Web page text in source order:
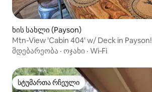
ხის სახლი (Payson)
Mtn-View 'Cabin 404' w/ Deck in Payson!
მდებარეობა · ოჯახი · Wi‑Fi
სტუმართა რჩეული
სტუმართა რჩეული